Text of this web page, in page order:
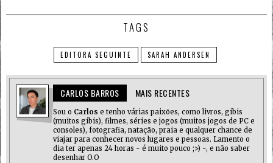
TAGS
EDITORA SEGUINTE SARAH ANDERSEN
CARLOS BARROS MAIS RECENTES
Sou o Carlos e tenho várias paixões, como livros, gibis
(muitos gibis), filmes, séries e jogos (muitos jogos de PC e
consoles), fotografia, natação, praia e qualquer chance de
viajar para conhecer novos lugares e pessoas. Lamento o
dia ter apenas 24 horas - é muito pouco ;>) -, e não saber
desenhar O.O